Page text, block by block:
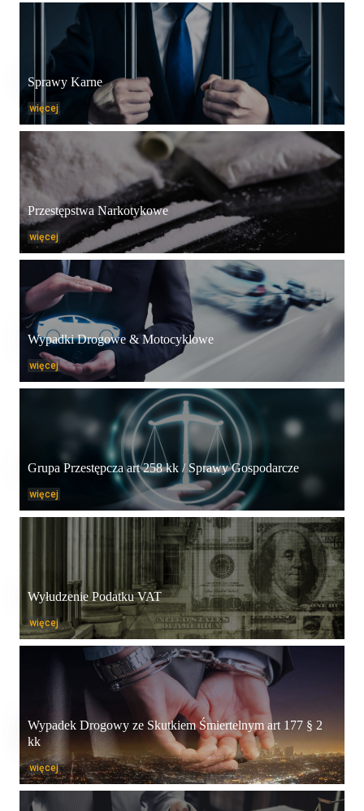
Sprawy Karne
więcej
Przestępstwa Narkotykowe
więcej
Wypadki Drogowe & Motocyklowe
więcej
Grupa Przestępcza art 258 kk / Sprawy Gospodarcze
więcej
Wyłudzenie Podatku VAT
więcej
Wypadek Drogowy ze Skutkiem Śmiertelnym art 177 § 2
kk
więcej